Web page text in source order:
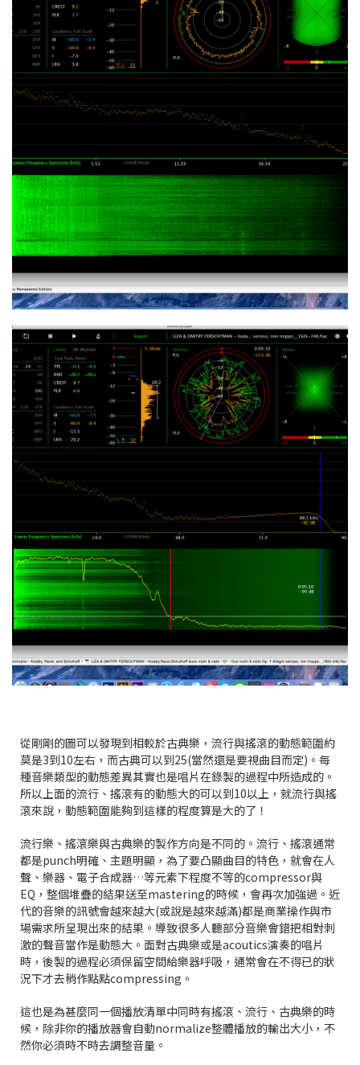
從剛剛的圖可以發現到相較於古典樂，流行與搖滾的動態範圍約
莫是3到10左右，而古典可以到25(當然還是要視曲目而定)。每
種音樂類型的動態差異其實也是唱片在錄製的過程中所造成的。
所以上面的流行、搖滾有的動態大的可以到10以上，就流行與搖
滾來說，動態範圍能夠到這樣的程度算是大的了！
流行樂、搖滾樂與古典樂的製作方向是不同的。流行、搖滾通常
都是punch明確、主題明顯，為了要凸顯曲目的特色，就會在人
聲、樂器、電子合成器…等元素下程度不等的compressor與
EQ，整個堆疊的結果送至mastering的時候，會再次加強過。近
代的音樂的訊號會越來越大(或說是越來越滿)都是商業操作與市
場需求所呈現出來的結果。導致很多人聽部分音樂會錯把相對刺
激的聲音當作是動態大。面對古典樂或是acoutics演奏的唱片
時，後製的過程必須保留空間給樂器呼吸，通常會在不得已的狀
況下才去稍作點點compressing。
這也是為甚麼同一個播放清單中同時有搖滾、流行、古典樂的時
候，除非你的播放器會自動normalize整體播放的輸出大小，不
然你必須時不時去調整音量。